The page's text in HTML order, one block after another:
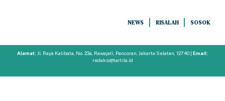
NEWS RISALAH SOSOK
Alamat: Jl. Raya Kalibata, No. 23a, Rawajati, Pancoran, Jakarta Selatan, 12740 | Email:
redaksi@tartila.id